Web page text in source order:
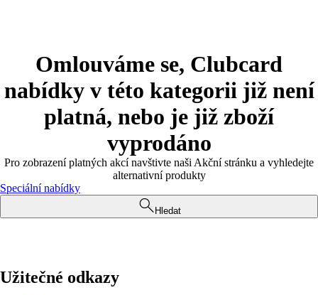
Omlouváme se, Clubcard
nabídky v této kategorii již není
platná, nebo je již zboží
vyprodáno
Pro zobrazení platných akcí navštivte naši Akční stránku a vyhledejte
alternativní produkty
Speciální nabídky
Hledat
Užitečné odkazy